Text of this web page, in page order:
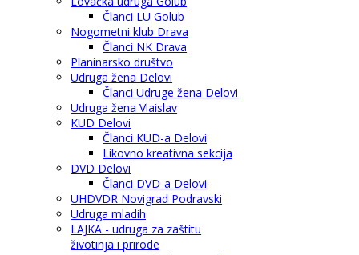
Članci LU Golub
Nogometni klub Drava
Članci NK Drava
Planinarsko društvo
Udruga žena Delovi
Članci Udruge žena Delovi
Udruga žena Vlaislav
KUD Delovi
Članci KUD-a Delovi
Likovno kreativna sekcija
DVD Delovi
Članci DVD-a Delovi
UHDVDR Novigrad Podravski
Udruga mladih
LAJKA - udruga za zaštitu
životinja i prirode